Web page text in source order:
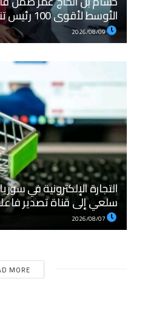
الأوسط لأقوى 100 رئيس تنفيذي لعام 2026
2026/08/09
التجارة الإلكترونية في
سلعي إلى قناة تصدير
MORE